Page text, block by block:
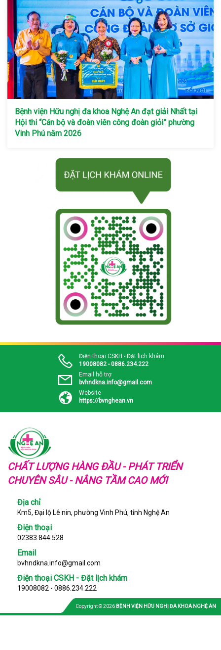
Bệnh viện Hữu nghị đa khoa Nghệ An đạt giải Nhất tại
Hội thi “Cán bộ và đoàn viên công đoàn giỏi” phường
Vinh Phú năm 2026
Điện thoại CSKH - Đặt lịch khám
19008082 - 0886.234.222
Email hỗ trợ
bvhndkna.info@gmail.com
Website
https://bvnghean.vn
CHẤT LƯỢNG HÀNG ĐẦU - PHÁT TRIỂN
CHUYÊN SÂU - NÂNG TẦM CAO MỚI
Địa chỉ
Km5, Đại lộ Lê nin, phường Vinh Phú, tỉnh Nghệ An
Điện thoại
02383.844.528
Email
bvhndkna.info@gmail.com
Điện thoại CSKH - Đặt lịch khám
19008082 - 0886.234.222
Copyright © 2026 BỆNH VIỆN HỮU NGHỊ ĐA KHOA NGHỆ AN